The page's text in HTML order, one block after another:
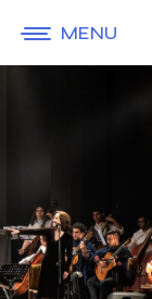
MENU